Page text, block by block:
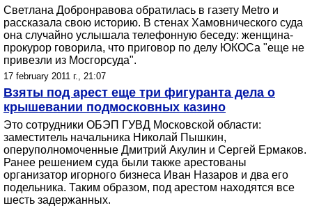
Светлана Добронравова обратилась в газету Metro и
рассказала свою историю. В стенах Хамовнического суда
она случайно услышала телефонную беседу: женщина-
прокурор говорила, что приговор по делу ЮКОСа "еще не
привезли из Мосгорсуда".
17 february 2011 г., 21:07
Взяты под арест еще три фигуранта дела о
крышевании подмосковных казино
Это сотрудники ОБЭП ГУВД Московской области:
заместитель начальника Николай Пышкин,
оперуполномоченные Дмитрий Акулин и Сергей Ермаков.
Ранее решением суда были также арестованы
организатор игорного бизнеса Иван Назаров и два его
подельника. Таким образом, под арестом находятся все
шесть задержанных.